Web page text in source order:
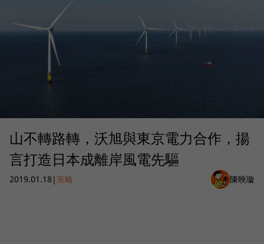
山不轉路轉，沃旭與東京電力合作，揚
言打造日本成離岸風電先驅
2019.01.18| 策略 陳映璇